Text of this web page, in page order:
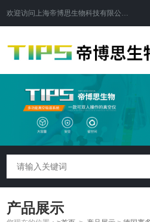
欢迎访问 上海帝博思生物科技有限公司
产品展示